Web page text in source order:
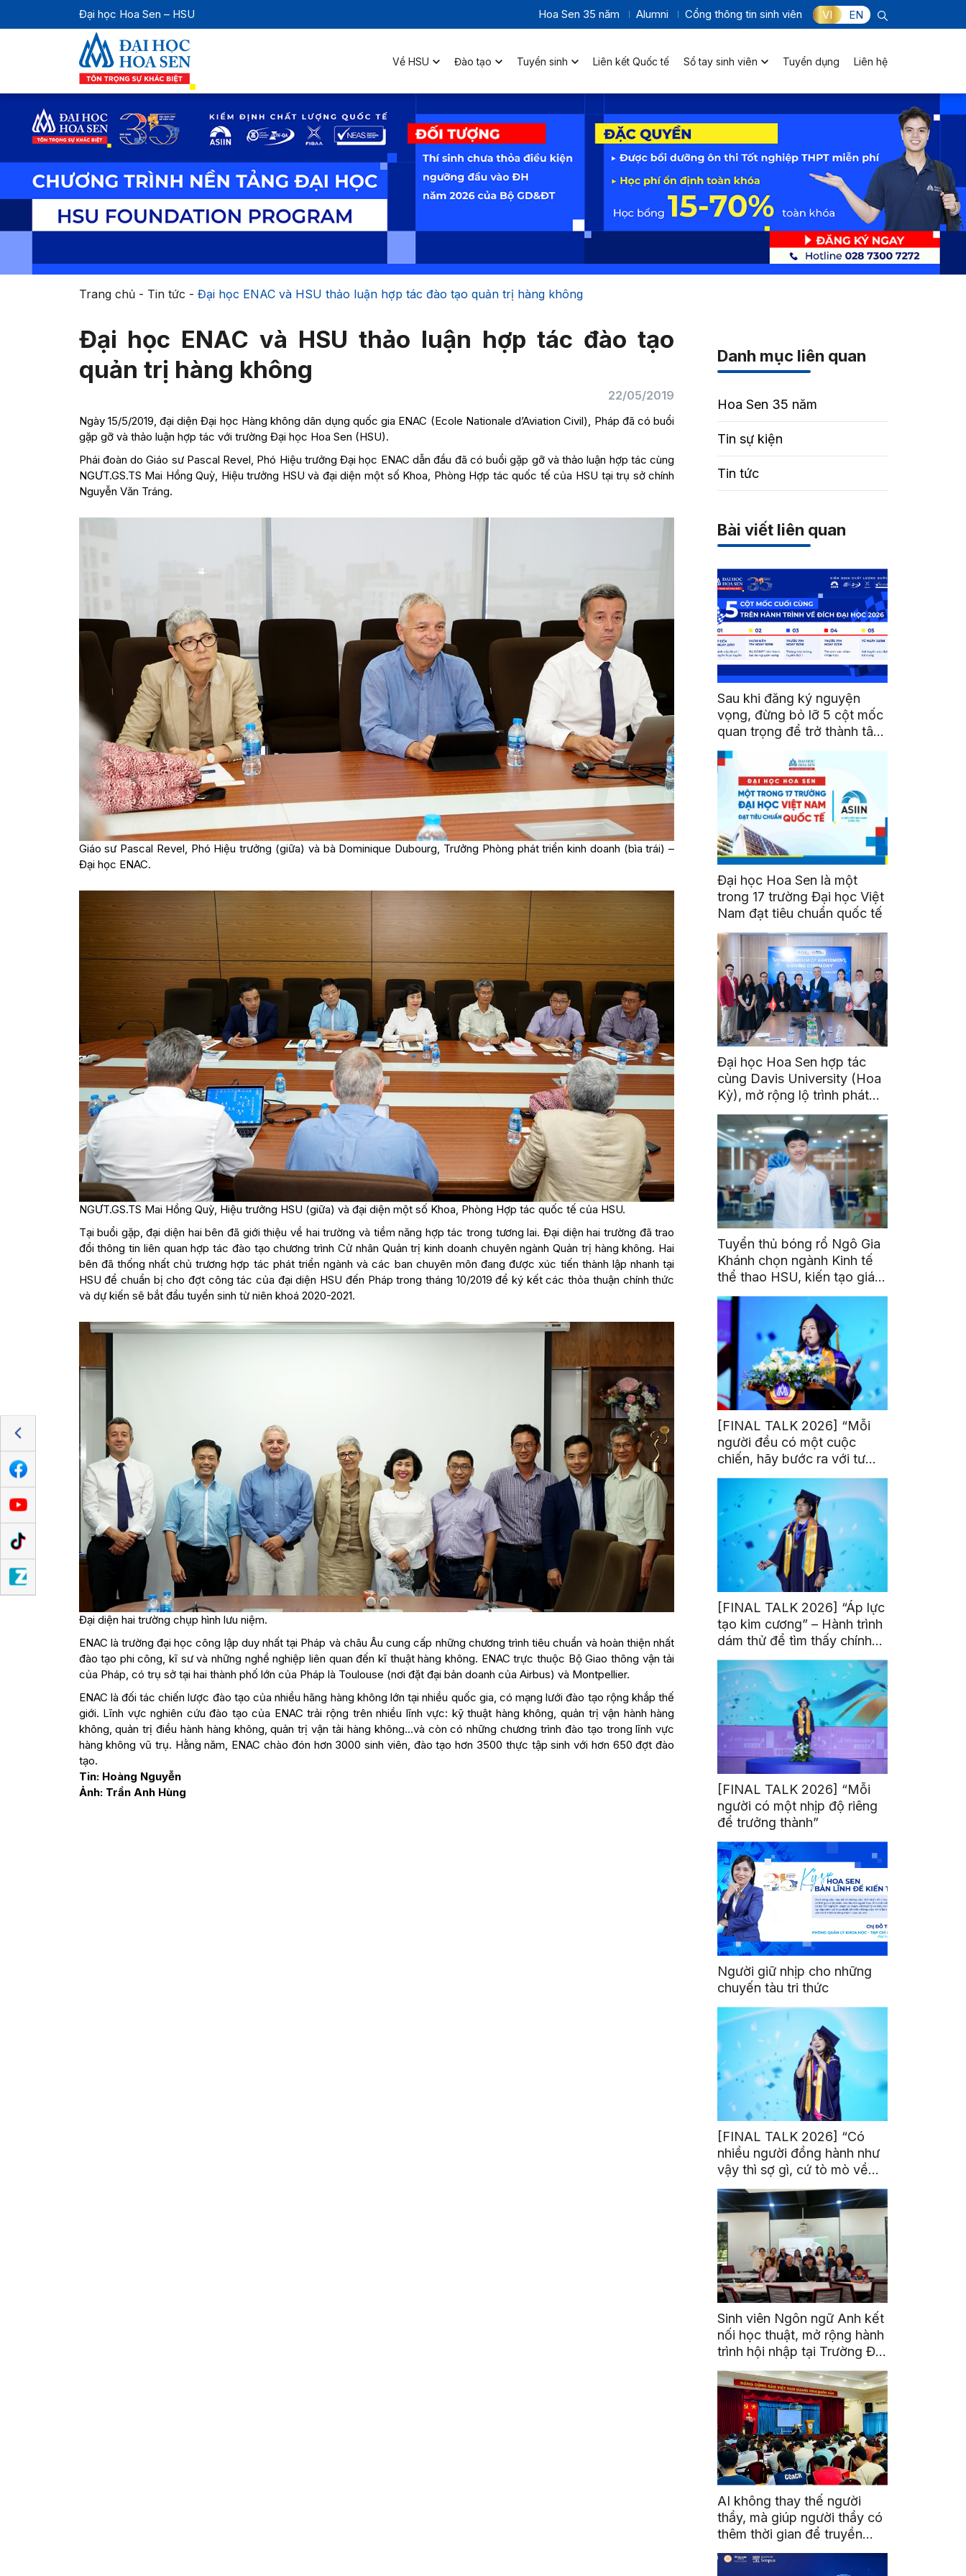
Đại học Hoa Sen – HSU Hoa Sen 35 năm Alumni Cổng thông tin sinh viên VI EN
Về HSU Đào tạo Tuyển sinh Liên kết Quốc tế Sổ tay sinh viên Tuyển dụng Liên hệ
Trang chủ- Tin tức - Đại học ENAC và HSU thảo luận hợp tác đào tạo quản trị hàng không
Đại học ENAC và HSU thảo luận hợp tác đào tạo
quản trị hàng không
22/05/2019
Ngày 15/5/2019, đại diện Đại học Hàng không dân dụng quốc gia ENAC (Ecole Nationale d’Aviation Civil), Pháp đã có buổi
gặp gỡ và thảo luận hợp tác với trường Đại học Hoa Sen (HSU).
Phái đoàn do Giáo sư Pascal Revel, Phó Hiệu trưởng Đại học ENAC dẫn đầu đã có buổi gặp gỡ và thảo luận hợp tác cùng
NGƯT.GS.TS Mai Hồng Quỳ, Hiệu trưởng HSU và đại diện một số Khoa, Phòng Hợp tác quốc tế của HSU tại trụ sở chính
Nguyễn Văn Tráng.
Giáo sư Pascal Revel, Phó Hiệu trưởng (giữa) và bà Dominique Dubourg, Trưởng Phòng phát triển kinh doanh (bìa trái) –
Đại học ENAC.
NGƯT.GS.TS Mai Hồng Quỳ, Hiệu trưởng HSU (giữa) và đại diện một số Khoa, Phòng Hợp tác quốc tế của HSU.
Tại buổi gặp, đại diện hai bên đã giới thiệu về hai trường và tiềm năng hợp tác trong tương lai. Đại diện hai trường đã trao
đổi thông tin liên quan hợp tác đào tạo chương trình Cử nhân Quản trị kinh doanh chuyên ngành Quản trị hàng không. Hai
bên đã thống nhất chủ trương hợp tác phát triển ngành và các ban chuyên môn đang được xúc tiến thành lập nhanh tại
HSU để chuẩn bị cho đợt công tác của đại diện HSU đến Pháp trong tháng 10/2019 để ký kết các thỏa thuận chính thức
và dự kiến sẽ bắt đầu tuyển sinh từ niên khoá 2020-2021.
Đại diện hai trường chụp hình lưu niệm.
ENAC là trường đại học công lập duy nhất tại Pháp và châu Âu cung cấp những chương trình tiêu chuẩn và hoàn thiện nhất
đào tạo phi công, kĩ sư và những nghề nghiệp liên quan đến kĩ thuật hàng không. ENAC trực thuộc Bộ Giao thông vận tải
của Pháp, có trụ sở tại hai thành phố lớn của Pháp là Toulouse (nơi đặt đại bản doanh của Airbus) và Montpellier.
ENAC là đối tác chiến lược đào tạo của nhiều hãng hàng không lớn tại nhiều quốc gia, có mạng lưới đào tạo rộng khắp thế
giới. Lĩnh vực nghiên cứu đào tạo của ENAC trải rộng trên nhiều lĩnh vực: kỹ thuật hàng không, quản trị vận hành hàng
không, quản trị điều hành hàng không, quản trị vận tải hàng không…và còn có những chương trình đào tạo trong lĩnh vực
hàng không vũ trụ. Hằng năm, ENAC chào đón hơn 3000 sinh viên, đào tạo hơn 3500 thực tập sinh với hơn 650 đợt đào
tạo.
Tin: Hoàng Nguyễn
Ảnh: Trần Anh Hùng
Danh mục liên quan
Hoa Sen 35 năm
Tin sự kiện
Tin tức
Bài viết liên quan
Sau khi đăng ký nguyện
vọng, đừng bỏ lỡ 5 cột mốc
quan trọng để trở thành tân
sinh viên HSU
Đại học Hoa Sen là một
trong 17 trường Đại học Việt
Nam đạt tiêu chuẩn quốc tế
Đại học Hoa Sen hợp tác
cùng Davis University (Hoa
Kỳ), mở rộng lộ trình phát
triển toàn cầu cho sinh viên
Tuyển thủ bóng rổ Ngô Gia
Khánh chọn ngành Kinh tế
thể thao HSU, kiến tạo giá
trị từ đam mê thể thao
[FINAL TALK 2026] “Mỗi
người đều có một cuộc
chiến, hãy bước ra với tư
thế của người chiến thắng”
[FINAL TALK 2026] “Áp lực
tạo kim cương” – Hành trình
dám thử để tìm thấy chính
mình
[FINAL TALK 2026] “Mỗi
người có một nhịp độ riêng
để trưởng thành”
Người giữ nhịp cho những
chuyến tàu tri thức
[FINAL TALK 2026] “Có
nhiều người đồng hành như
vậy thì sợ gì, cứ tò mò về
thế giới thôi”
Sinh viên Ngôn ngữ Anh kết
nối học thuật, mở rộng hành
trình hội nhập tại Trường Đại
học Quốc gia Malaysia
AI không thay thế người
thầy, mà giúp người thầy có
thêm thời gian để truyền
cảm hứng